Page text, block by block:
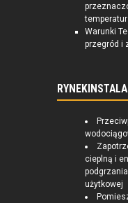
temperatur -
Warunki
przegród i
cieplną i
użytkowej